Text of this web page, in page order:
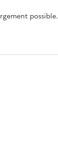
possible.